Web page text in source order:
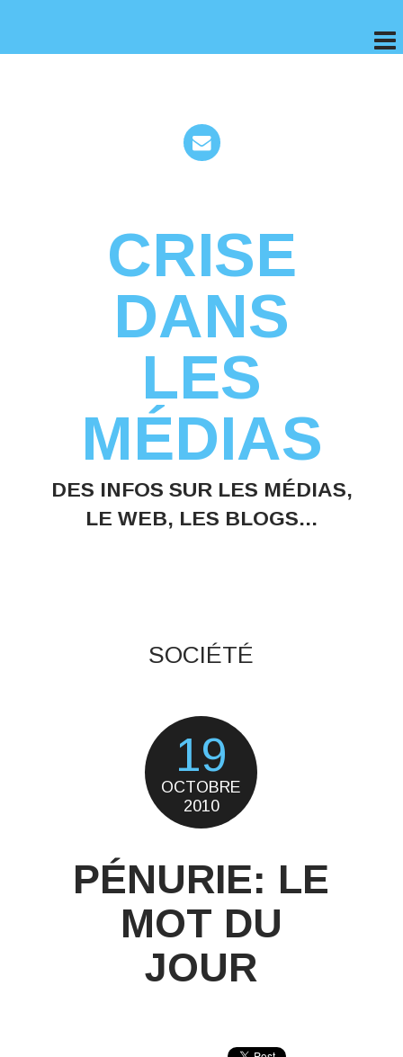
CRISE
DANS
LES
MÉDIAS
DES INFOS SUR LES MÉDIAS,
LE WEB, LES BLOGS...
SOCIÉTÉ
19
OCTOBRE
2010
PÉNURIE: LE
MOT DU
JOUR